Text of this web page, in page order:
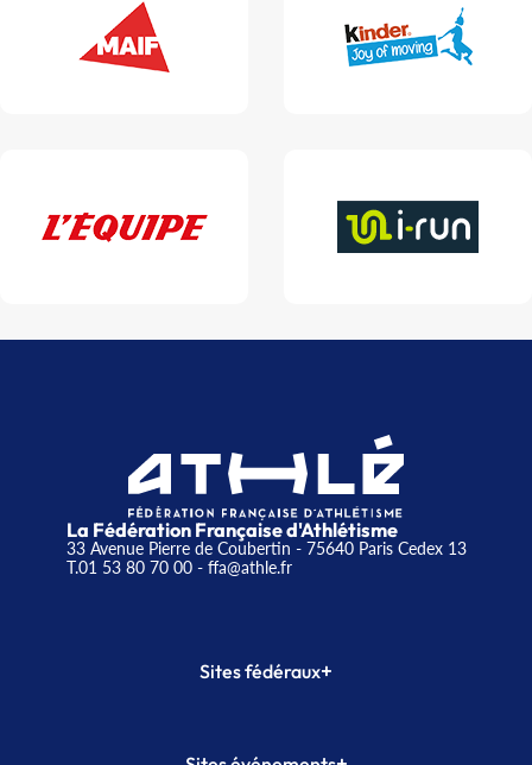
La Fédération Française d'Athlétisme
33 Avenue Pierre de Coubertin - 75640 Paris Cedex 13
T.01 53 80 70 00- ffa@athle.fr
Sites fédéraux+